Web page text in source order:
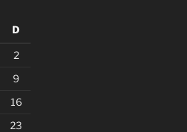
D
2
9
16
23